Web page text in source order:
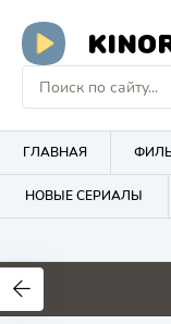
ГЛАВНАЯ
НОВЫЕ СЕРИАЛЫ